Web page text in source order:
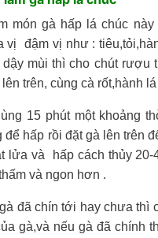
món gà hấp lá chúc
vị đậm vị như :
mùi thì cho chút rượu
trên, cùng cà rốt,hành
15 phút một khoảng
hấp rồi đặt gà lên trên
lửa và hấp cách thủy
và ngon hơn .
đã chín tới hay chưa thì
gà,và nếu gà đã